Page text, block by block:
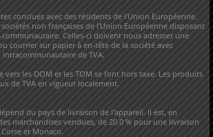
conclues avec des résidents de l'Union Européenne.
non françaises de l'Union Européenne disposant
Celles-ci doivent nous adresser une
courrier sur papier à en-tête de la société avec
de TVA.
vers les DOM et les TOM se font hors taxe. Les produits
de TVA en vigueur localement.
du pays de livraison de l'appareil. Il est, en
marchandises vendues, de 20.0 % pour une livraison
et Monaco.